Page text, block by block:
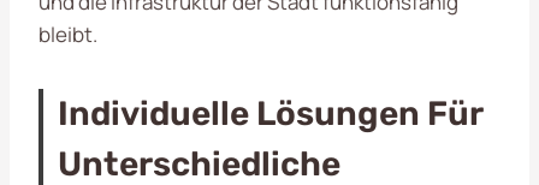
bleibt.
Individuelle Lösungen Für
Unterschiedliche